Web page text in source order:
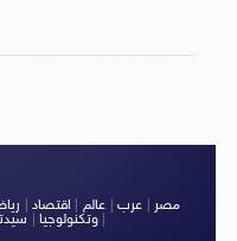
مصر عرب عالم اقتصاد
وتكنولوجيا|
|